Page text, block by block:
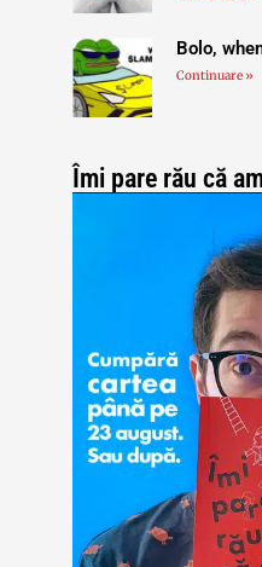
Bolo,
Continuare »
Îmi pare rău că